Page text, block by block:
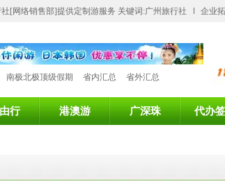
[网络销售部]提供定制游服务 关键词:广州旅行社 企业
南极北极顶级假期 省内汇总 省外汇总
行 港澳游 广深珠 代办